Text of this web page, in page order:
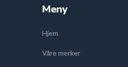
Meny
Hjem
Våre merker